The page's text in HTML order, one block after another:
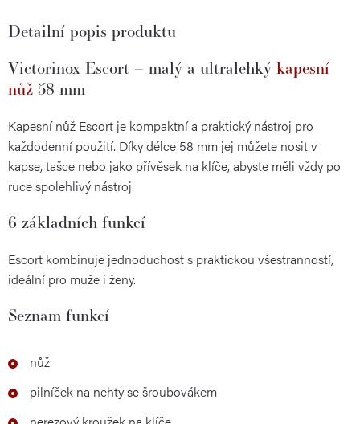
Detailní popis produktu
Victorinox Escort – malý a ultralehký kapesní
nůž 58 mm
Kapesní nůž Escort je kompaktní a praktický nástroj pro
každodenní použití. Díky délce 58 mm jej můžete nosit v
kapse, tašce nebo jako přívěsek na klíče, abyste měli vždy po
ruce spolehlivý nástroj.
6 základních funkcí
Escort kombinuje jednoduchost s praktickou všestranností,
ideální pro muže i ženy.
Seznam funkcí
nůž
pilníček na nehty se šroubovákem